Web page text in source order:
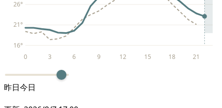
16°
21°
26°
0 3 6 9 12 15 18 21
昨日今日